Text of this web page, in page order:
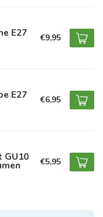
E27 €9,95
E27 €6,95
GU10 €5,95